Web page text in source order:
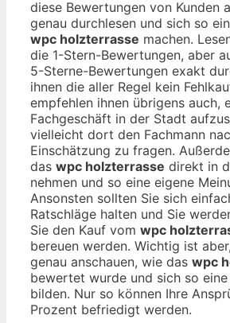
diese Bewertungen von Kunden
genau durchlesen und sich so
wpc holzterrasse machen.
die 1-Stern-Bewertungen, aber
5-Sterne-Bewertungen exakt
ihnen die aller Regel kein
empfehlen ihnen übrigens auch,
Fachgeschäft in der Stadt
vielleicht dort den Fachmann
Einschätzung zu fragen.
das wpc holzterrasse direkt in
nehmen und so eine eigene
Ansonsten sollten Sie sich
Ratschläge halten und Sie
Sie den Kauf vom wpc
bereuen werden. Wichtig ist
genau anschauen, wie das wpc
bewertet wurde und sich so
bilden. Nur so können Ihre
Prozent befriedigt werden.